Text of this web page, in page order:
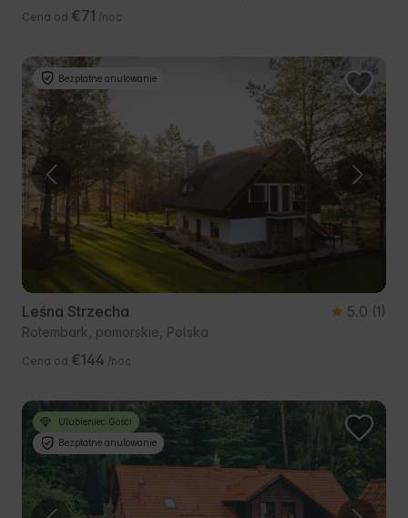
Cena od €71 /noc
Bezpłatne anulowanie
Leśna Strzecha 5.0 (1)
Rotembark, pomorskie, Polska
Cena od €144 /noc
Ulubieniec Gości
Bezpłatne anulowanie